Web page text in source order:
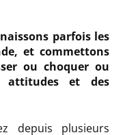
parfois les
et commettons
ou choquer ou
attitudes et des
depuis plusieurs